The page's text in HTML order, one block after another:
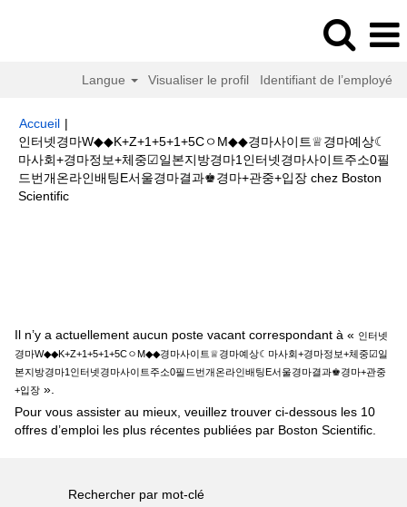
Langue Visualiser le profil Identifiant de l’employé
Accueil |
인터넷경마W◆◆K+Z+1+5+1+5CㅇM◆◆경마사이트♕경마예상☾
마사회+경마정보+체중☑일본지방경마1인터넷경마사이트주소0필
드번개온라인배팅E서울경마결과♚경마+관중+입장 chez Boston
Scientific(page
Il n’y a actuellement aucun poste vacant correspondant à « 인터넷
경마W◆◆K+Z+1+5+1+5CㅇM◆◆경마사이트♕경마예상☾마사회+경마정보+체중☑일
본지방경마1인터넷경마사이트주소0필드번개온라인배팅E서울경마결과♚경마+관중
+입장 ».
Pour vous assister au mieux, veuillez trouver ci-dessous les 10
offres d’emploi les plus récentes publiées par Boston Scientific.
Rechercher par mot-clé